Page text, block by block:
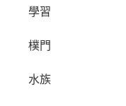
學習
樸門
水族